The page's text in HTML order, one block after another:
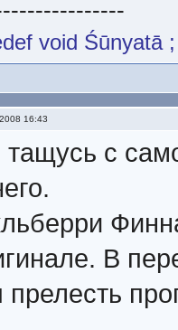
void Śūnyatā ;
16:43
тащусь с
В
прелесть